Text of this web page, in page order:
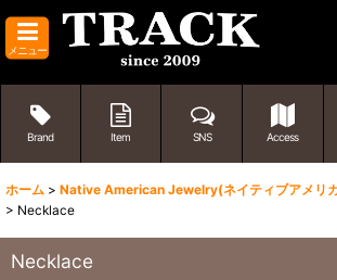
メニュー
Brand Item SNS Access
ホーム > Native American Jewelry(ネイティブアメリ
> Necklace
Necklace